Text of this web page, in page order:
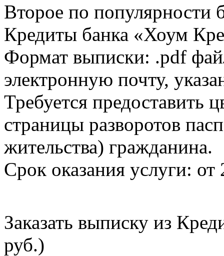
Второе по популярности
Кредиты банка «Хоум
Формат выписки: .pdf
электронную почту,
Требуется предоставить
страницы разворотов
жительства) гражданина.
Срок оказания услуги: от
Заказать выписку из
руб.)